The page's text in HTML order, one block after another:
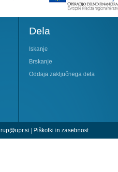
Dela
Iskanje
Brskanje
Oddaja zaključnega dela
rup@upr.si | Piškotki in zasebnost